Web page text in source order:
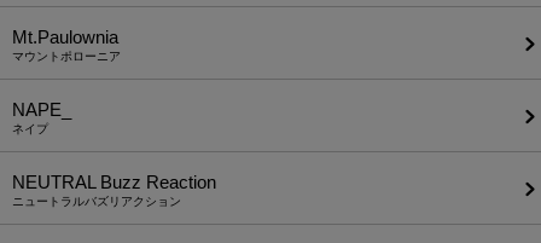
Mt.Paulownia
マウントポローニア
NAPE_
ネイプ
NEUTRAL Buzz Reaction
ニュートラルバズリアクション